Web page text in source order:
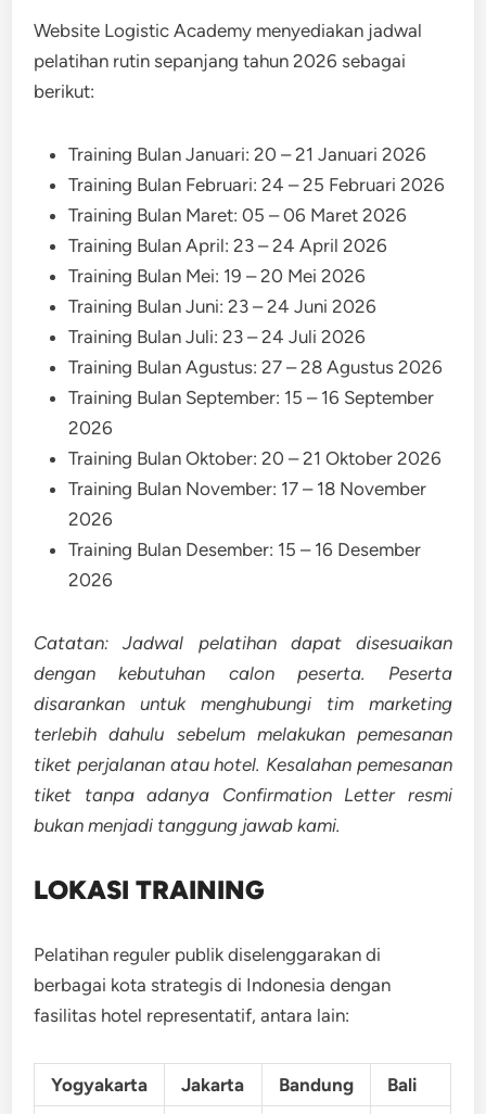
Website Logistic Academy menyediakan jadwal
pelatihan rutin sepanjang tahun 2026 sebagai
berikut:
Training Bulan Januari: 20 – 21 Januari 2026
Training Bulan Februari: 24 – 25 Februari 2026
Training Bulan Maret: 05 – 06 Maret 2026
Training Bulan April: 23 – 24 April 2026
Training Bulan Mei: 19 – 20 Mei 2026
Training Bulan Juni: 23 – 24 Juni 2026
Training Bulan Juli: 23 – 24 Juli 2026
Training Bulan Agustus: 27 – 28 Agustus 2026
Training Bulan September: 15 – 16 September
2026
Training Bulan Oktober: 20 – 21 Oktober 2026
Training Bulan November: 17 – 18 November
2026
Training Bulan Desember: 15 – 16 Desember
2026
Catatan: Jadwal pelatihan dapat disesuaikan
dengan kebutuhan calon peserta. Peserta
disarankan untuk menghubungi tim marketing
terlebih dahulu sebelum melakukan pemesanan
tiket perjalanan atau hotel. Kesalahan pemesanan
tiket tanpa adanya Confirmation Letter resmi
bukan menjadi tanggung jawab kami.
LOKASI TRAINING
Pelatihan reguler publik diselenggarakan di
berbagai kota strategis di Indonesia dengan
fasilitas hotel representatif, antara lain:
Yogyakarta Jakarta Bandung Bali